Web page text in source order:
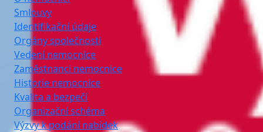
Smlouvy
Identifikační údaje
Orgány společnosti
Vedení nemocnice
Zaměstnanci nemocnice
Historie nemocnice
Kvalita a bezpečí
Organizační schéma
Výzvy k podání nabídek